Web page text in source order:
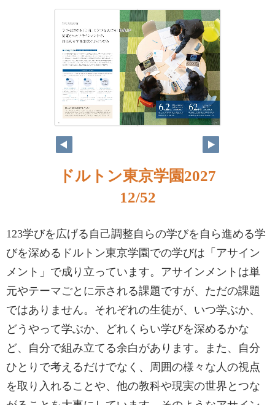
ドルトン東京学園2027
12/52
123学びを広げる自己調整自らの学びを自ら進める学
びを深めるドルトン東京学園での学びは「アサイン
メント」で成り立っています。アサインメントは単
元やテーマごとに示される課題ですが、ただの課題
ではありません。それぞれの生徒が、いつ学ぶか、
どうやって学ぶか、どれくらい学びを深めるかな
ど、自分で組み立てる余白があります。また、自分
ひとりで考えるだけでなく、周囲の様々な人の視点
を取り入れることや、他の教科や現実の世界とつな